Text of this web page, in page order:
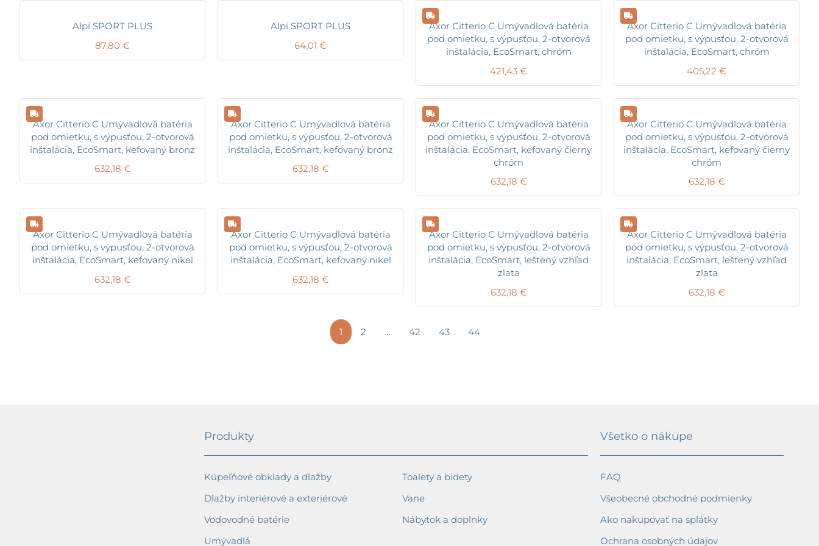
Alpi SPORT PLUS
87,80 €
Alpi SPORT PLUS
64,01 €
Axor Citterio C Umývadlová batéria
pod omietku, s výpusťou, 2-otvorová
inštalácia, EcoSmart, chróm
421,43 €
Axor Citterio C Umývadlová batéria
pod omietku, s výpusťou, 2-otvorová
inštalácia, EcoSmart, chróm
405,22 €
Axor Citterio C Umývadlová batéria
pod omietku, s výpusťou, 2-otvorová
inštalácia, EcoSmart, kefovaný bronz
632,18 €
Axor Citterio C Umývadlová batéria
pod omietku, s výpusťou, 2-otvorová
inštalácia, EcoSmart, kefovaný bronz
632,18 €
Axor Citterio C Umývadlová batéria
pod omietku, s výpusťou, 2-otvorová
inštalácia, EcoSmart, kefovaný čierny
chróm
632,18 €
Axor Citterio C Umývadlová batéria
pod omietku, s výpusťou, 2-otvorová
inštalácia, EcoSmart, kefovaný čierny
chróm
632,18 €
Axor Citterio C Umývadlová batéria
pod omietku, s výpusťou, 2-otvorová
inštalácia, EcoSmart, kefovaný nikel
632,18 €
Axor Citterio C Umývadlová batéria
pod omietku, s výpusťou, 2-otvorová
inštalácia, EcoSmart, kefovaný nikel
632,18 €
Axor Citterio C Umývadlová batéria
pod omietku, s výpusťou, 2-otvorová
inštalácia, EcoSmart, leštený vzhľad
zlata
632,18 €
Axor Citterio C Umývadlová batéria
pod omietku, s výpusťou, 2-otvorová
inštalácia, EcoSmart, leštený vzhľad
zlata
632,18 €
1 2 … 42 43 44
Produkty
Kúpeľňové obklady a dlažby
Dlažby interiérové a exteriérové
Vodovodné batérie
Umývadlá
Toalety a bidety
Vane
Nábytok a doplnky
Všetko o nákupe
FAQ
Všeobecné obchodné podmienky
Ako nakupovať na splátky
Ochrana osobných údajov